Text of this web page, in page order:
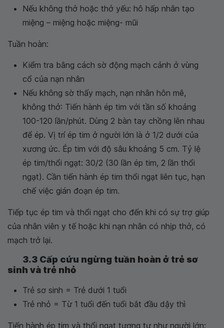
Nếu không thở hoặc thở yếu: hô hấp nhân tạo
miệng – miệng hoặc miệng- mũi
Tuần hoàn:
Kiểm tra bằng cách sờ động mạch cảnh ở vùng
cổ của nạn nhân
Nếu không sờ thấy mạch, nạn nhân hôn mê,
không thở: Tiến hành ép tim với tần số khoảng
100-120 lần/phút. Dùng 2 bàn tay chồng lên nhau
để ép. Vị trí ép tim ở người lớn là ở 1/2 dưới của
xương ức. Ép tim với độ sâu khoảng 5 cm. Tỷ lệ
ép tim/thổi ngạt: 30/2 (30 lần ép tim, 2 lần thổi
ngạt). Cần tiến hành ép tim thổi ngạt liên tục, hạn
chế việc gián đoạn ép tim.
Tiếp tục ép tim và thổi ngạt cho đến khi có sự trợ giúp
của nhân viên y tế hoặc khi nạn nhân có nhịp thở, có
mạch trở lại.
3.3 Cấp cứu ngừng tuần hoàn ở trẻ sơ
sinh và trẻ nhỏ
Trẻ sơ sinh = Trẻ dưới 1 tuổi
Trẻ nhỏ = Từ 1 tuổi đến tuổi bắt đầu dậy thì
Tiến hành ép tim và thổi ngạt tương tự như người lớn;